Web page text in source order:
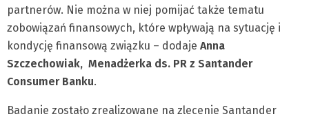
partnerów. Nie można w niej pomijać także tematu
zobowiązań finansowych, które wpływają na sytuację i
kondycję finansową związku – dodaje Anna
Szczechowiak, Menadżerka ds. PR z Santander
Consumer Banku.
Badanie zostało zrealizowane na zlecenie Santander